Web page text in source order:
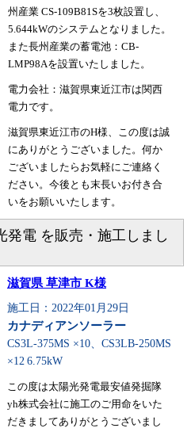
州産業 CS-109B81Sを3枚設置し、
5.644kWのシステムとなりました。
また長州産業の蓄電池：CB-
LMP98Aを設置いたしました。
電力会社：滋賀県東近江市は関西
電力です。
滋賀県東近江市のH様、この度は誠
にありがとうございました。何か
ございましたらお気軽にご連絡く
ださい。今後とも末長いお付き合
いをお願いいたします。
発電 を販売・施工しまし
滋賀県 草津市 K様
施工日：2022年01月29日
カナディアンソーラー
CS3L-375MS ×10、CS3LB-250MS
×12 6.75kW
この度は太陽光発電最安値発掘隊
yh株式会社に施工のご用命をいた
だきましてありがとうございまし